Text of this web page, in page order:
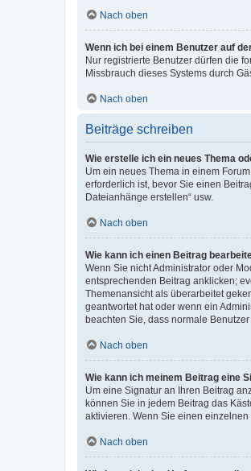
Nach oben
Wenn ich bei einem Benutzer auf
Nur registrierte Benutzer dürfen die
Missbrauch dieses Systems durch
Nach oben
Beiträge schreiben
Wie erstelle ich ein neues Thema
Um ein neues Thema in einem
erforderlich ist, bevor Sie einen
Dateianhänge erstellen“ usw.
Nach oben
Wie kann ich einen Beitrag
Wenn Sie nicht Administrator oder
entsprechenden Beitrag anklicken;
Themenansicht als überarbeitet
geantwortet hat oder wenn ein
beachten Sie, dass normale
Nach oben
Wie kann ich meinem Beitrag eine
Um eine Signatur an Ihren Beitrag
können Sie in jedem Beitrag das
aktivieren. Wenn Sie einen
Nach oben